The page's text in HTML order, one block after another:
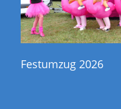
Festumzug 2026